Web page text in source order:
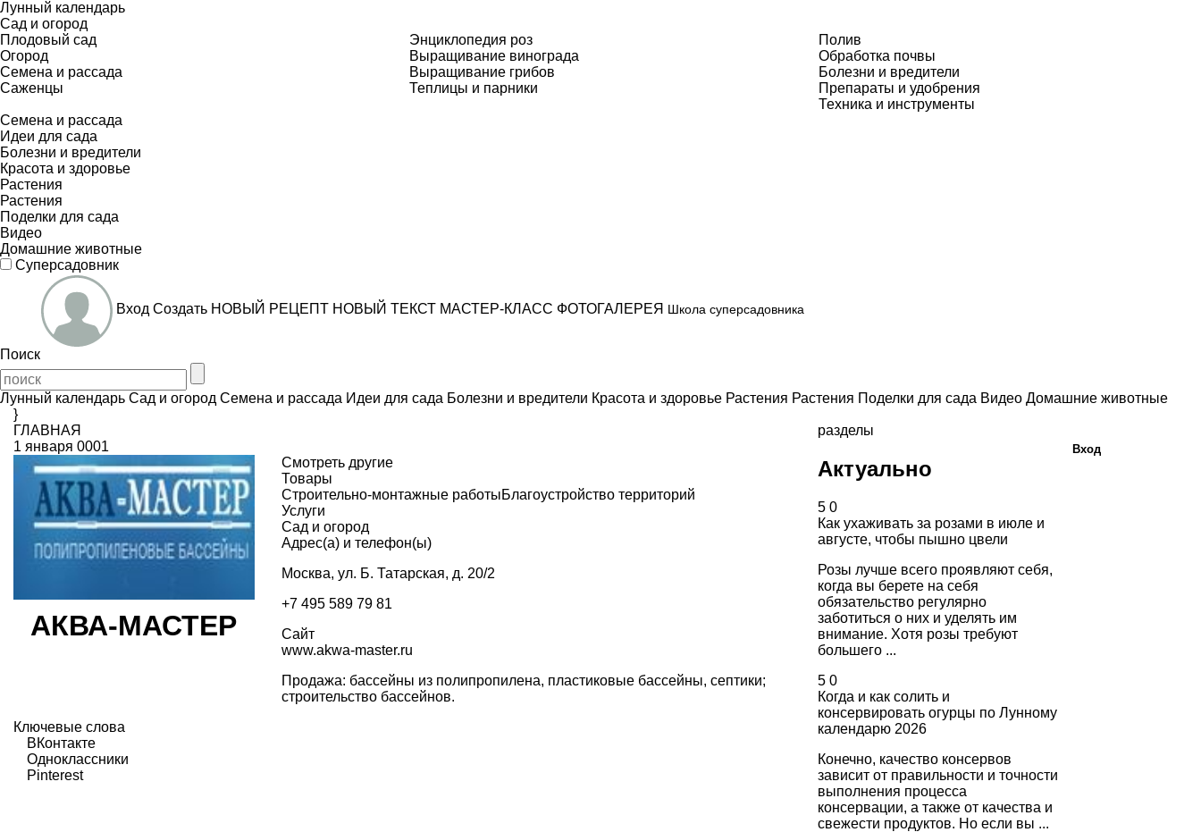
Лунный календарь
Сад и огород
Плодовый сад
Огород
Семена и рассада
Саженцы
Энциклопедия роз
Выращивание винограда
Выращивание грибов
Теплицы и парники
Полив
Обработка почвы
Болезни и вредители
Препараты и удобрения
Техника и инструменты
Семена и рассада
Идеи для сада
Болезни и вредители
Красота и здоровье
Растения
Растения
Поделки для сада
Видео
Домашние животные
Суперсадовник
Вход Создать НОВЫЙ РЕЦЕПТ НОВЫЙ ТЕКСТ МАСТЕР-КЛАСС ФОТОГАЛЕРЕЯ Школа суперсадовника
Поиск
Лунный календарь Сад и огород Семена и рассада Идеи для сада Болезни и вредители Красота и здоровье Растения Растения Поделки для сада Видео Домашние животные
}
ГЛАВНАЯ
1 января 0001
АКВА-МАСТЕР
Смотреть другие
Товары
Строительно-монтажные работыБлагоустройство территорий
Услуги
Сад и огород
Адрес(а) и телефон(ы)
Москва, ул. Б. Татарская, д. 20/2
+7 495 589 79 81
Сайт
www.akwa-master.ru
Продажа: бассейны из полипропилена, пластиковые бассейны, септики;
строительство бассейнов.
Ключевые слова
ВКонтакте
Одноклассники
Pinterest
разделы
Актуально
5 0
Как ухаживать за розами в июле и
августе, чтобы пышно цвели
Розы лучше всего проявляют себя,
когда вы берете на себя
обязательство регулярно
заботиться о них и уделять им
внимание. Хотя розы требуют
большего ...
5 0
Когда и как солить и
консервировать огурцы по Лунному
календарю 2026
Конечно, качество консервов
зависит от правильности и точности
выполнения процесса
консервации, а также от качества и
свежести продуктов. Но если вы ...
Вход